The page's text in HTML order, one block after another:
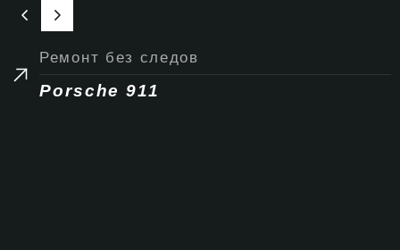
Ремонт без следов
Porsche 911